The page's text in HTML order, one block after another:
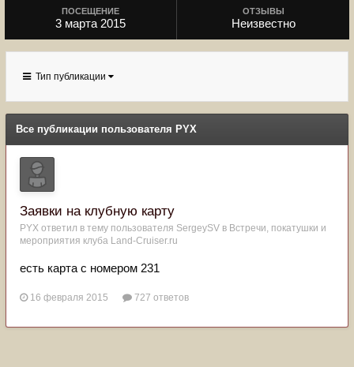
ПОСЕЩЕНИЕ
3 марта 2015
ОТЗЫВЫ
Неизвестно
Тип публикации
Все публикации пользователя PYX
Заявки на клубную карту
PYX ответил в тему пользователя SergeySV в Встречи, покатушки и
мероприятия клуба Land-Cruiser.ru
есть карта с номером 231
16 февраля 2015 727 ответов